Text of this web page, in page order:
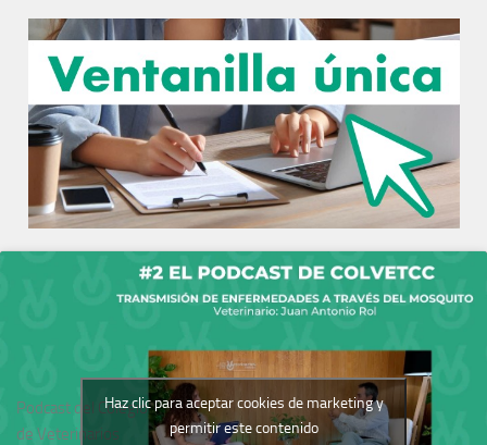
Podcast del Colegio
de Veterinarios
Haz clic para aceptar cookies de marketing y
permitir este contenido